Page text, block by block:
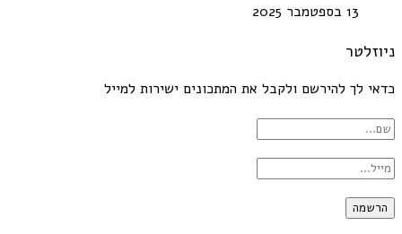
13 בספטמבר 2025
ניוזלטר
כדאי לך להירשם ולקבל את המתכונים ישירות למייל